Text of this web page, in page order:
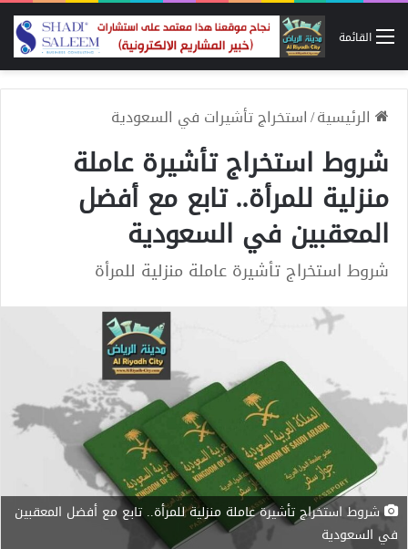
القائمة
الرئيسية/استخراج تأشيرات في السعودية
شروط استخراج تأشيرة عاملة
منزلية للمرأة.. تابع مع أفضل
المعقبين في السعودية
شروط استخراج تأشيرة عاملة منزلية للمرأة
شروط استخراج تأشيرة عاملة منزلية للمرأة.. تابع مع أفضل المعقبين
في السعودية